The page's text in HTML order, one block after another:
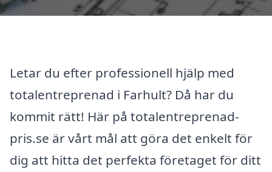
Letar du efter professionell hjälp med
totalentreprenad i Farhult? Då har du
kommit rätt! Här på totalentreprenad-
pris.se är vårt mål att göra det enkelt för
dig att hitta det perfekta företaget för ditt